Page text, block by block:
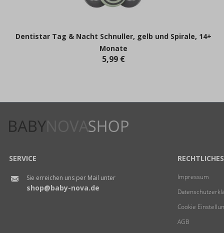
Dentistar Tag & Nacht Schnuller, gelb und Spirale, 14+
Monate
5,99 €
SERVICE
Sie erreichen uns per Mail unter
shop@baby-nova.de
RECHTLICHES
Impressum
Cookie
AGB